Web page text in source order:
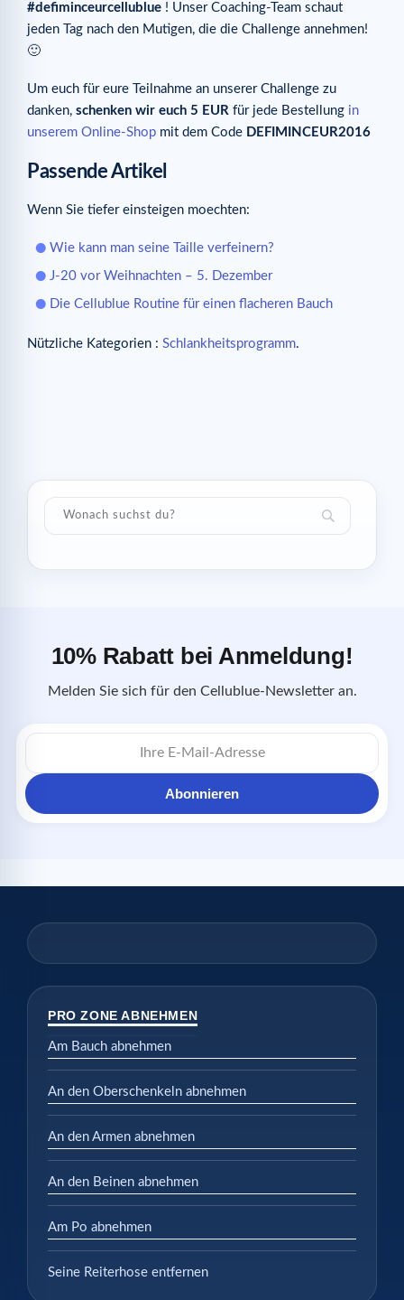
#defiminceurcellublue ! Unser Coaching-Team schaut
jeden Tag nach den Mutigen, die die Challenge annehmen!
🙂
Um euch für eure Teilnahme an unserer Challenge zu
danken, schenken wir euch 5 EUR für jede Bestellung in
unserem Online-Shop mit dem Code DEFIMINCEUR2016
Passende Artikel
Wenn Sie tiefer einsteigen moechten:
Wie kann man seine Taille verfeinern?
J-20 vor Weihnachten – 5. Dezember
Die Cellublue Routine für einen flacheren Bauch
Nützliche Kategorien : Schlankheitsprogramm.
10% Rabatt bei Anmeldung!
Melden Sie sich für den Cellublue-Newsletter an.
E-
Mail-
Abonnieren
PRO ZONE ABNEHMEN
Am Bauch abnehmen
An den Oberschenkeln abnehmen
An den Armen abnehmen
An den Beinen abnehmen
Am Po abnehmen
Seine Reiterhose entfernen